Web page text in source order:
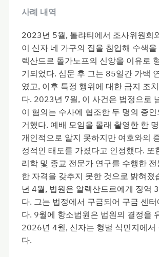
사례 내역
2023년 5월, 톨랴티에서 조사위원회
이 신자 네 가구의 집을 침입해 수색
렉산드르 돌가노프의 신앙을 이유로
기되었다. 심문 후 그는 85일간 가택
였고, 이후 특정 행위에 대한 금지 조
다. 2023년 7월, 이 사건은 법정으로
이 혐의는 수사에 협조한 두 명의 증
거했다. 예배 모임을 몰래 촬영한 한
개인적으로 알지 못하지만 여호와의
정적인 태도를 가졌다고 인정했다. 또
리학 및 종교 전문가 연구를 수행한
한 자격을 갖추지 못한 것으로 밝혀
년 4월, 법원은 알렉산드르에게 징역
다. 그는 법정에서 구금되어 구금 센
다. 9월에 항소법원은 법원의 결정을
2026년 4월, 신자는 형벌 식민지에서
다.